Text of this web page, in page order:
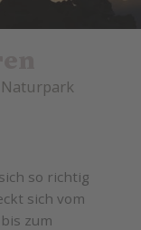
so richtig
sich vom
zum